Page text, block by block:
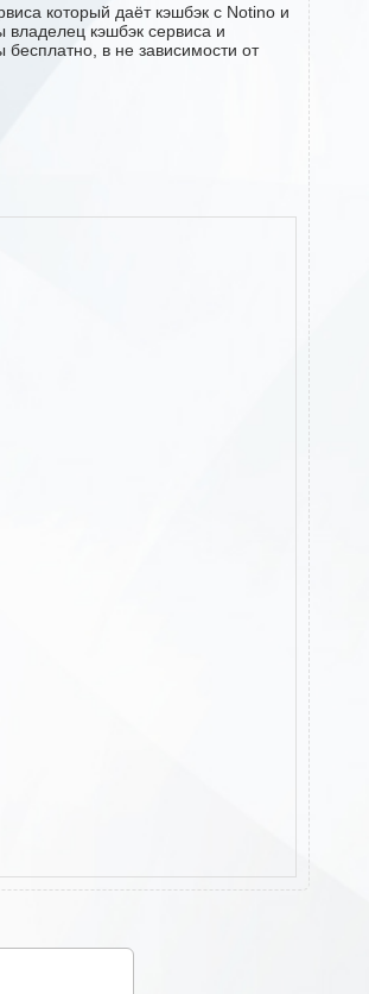
который даёт кэшбэк с Notino и
владелец кэшбэк сервиса и
в не зависимости от